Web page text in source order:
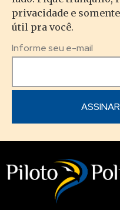
privacidade e
útil pra você.
Informe seu e-mail